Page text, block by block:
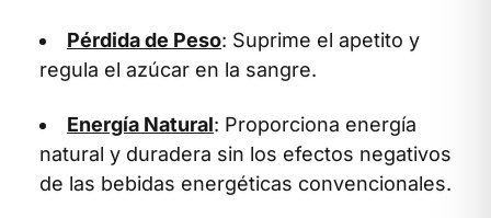
Pérdida de Peso: Suprime el apetito y
regula el azúcar en la sangre.
Energía Natural: Proporciona energía
natural y duradera sin los efectos negativos
de las bebidas energéticas convencionales.